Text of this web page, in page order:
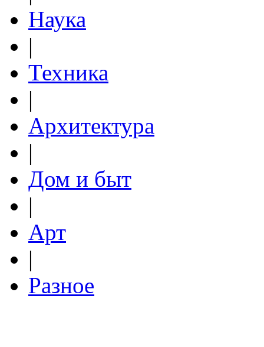
Наука
|
Техника
|
Архитектура
|
Дом и быт
|
Арт
|
Разное